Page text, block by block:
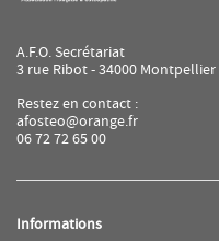
A.F.O. Secrétariat
3 rue Ribot - 34000 Montpellier
Restez en contact :
afosteo@orange.fr
06 72 72 65 00
Informations